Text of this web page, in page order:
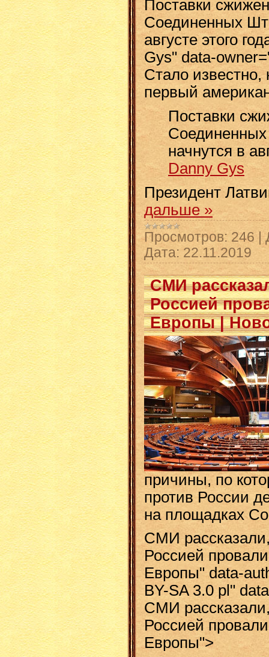
Поставки
Соединенных
августе этого
Gys" data-
Стало известно,
первый
Поставки
начнутся в
Danny Gys
Президент
дальше »
Просмотров: 246 |
Дата: 22.11.2019
СМИ
Россией
Европы |
причины, по
против России
на площадках
СМИ
Россией
Европы" data-
BY-SA 3.0 pl"
СМИ
Россией
Европы">